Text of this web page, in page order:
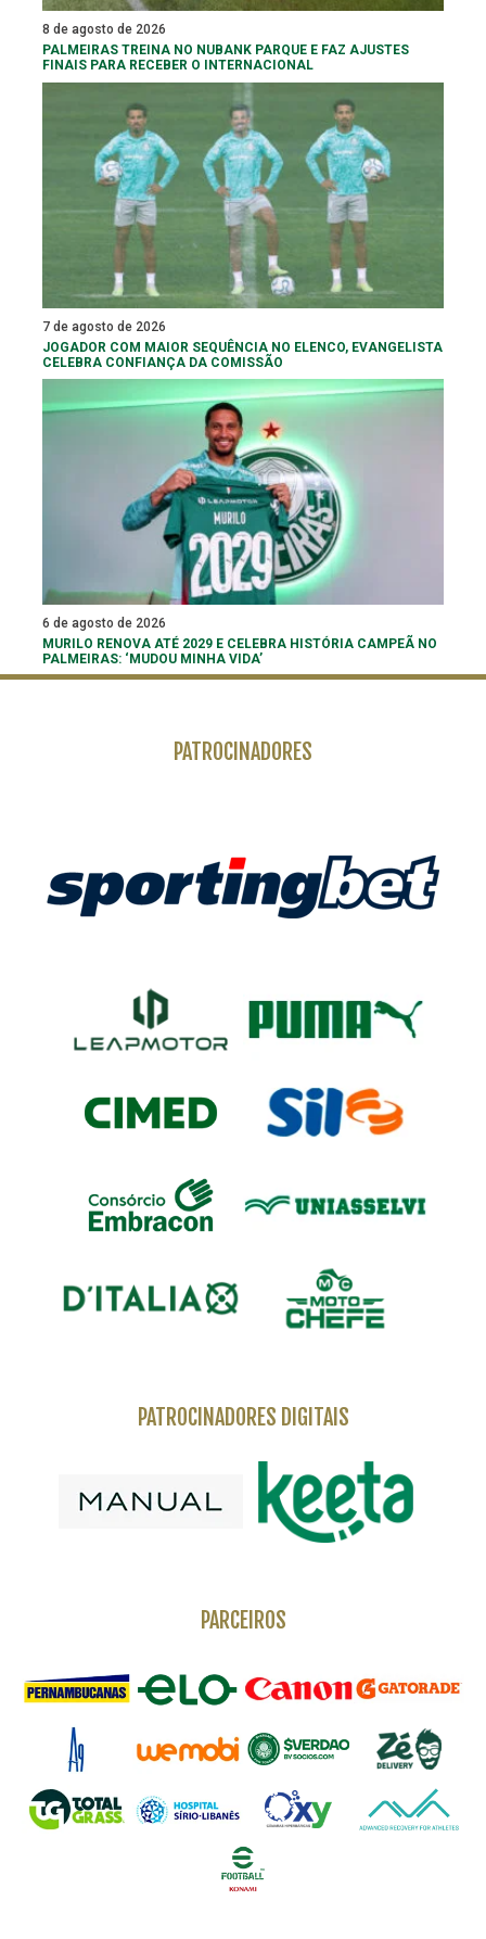
8 de agosto de 2026
PALMEIRAS TREINA NO NUBANK PARQUE E FAZ AJUSTES
FINAIS PARA RECEBER O INTERNACIONAL
7 de agosto de 2026
JOGADOR COM MAIOR SEQUÊNCIA NO ELENCO, EVANGELISTA
CELEBRA CONFIANÇA DA COMISSÃO
6 de agosto de 2026
MURILO RENOVA ATÉ 2029 E CELEBRA HISTÓRIA CAMPEÃ NO
PALMEIRAS: ‘MUDOU MINHA VIDA’
PATROCINADORES
PATROCINADORES DIGITAIS
PARCEIROS